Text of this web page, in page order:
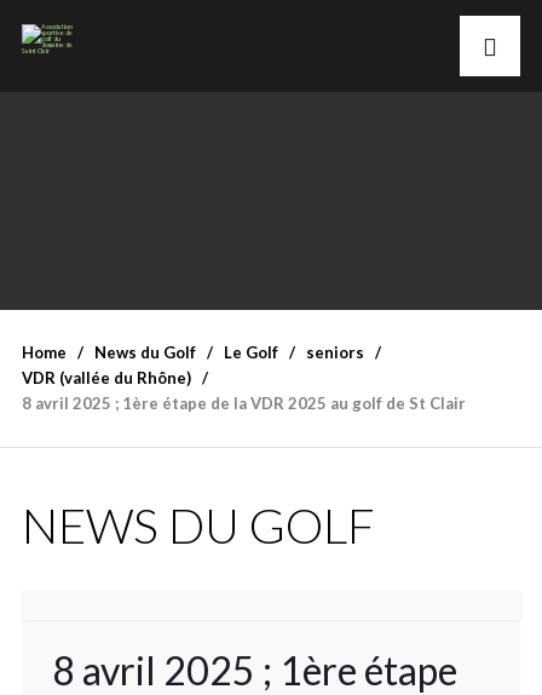
Home News du Golf Le Golf
seniors
VDR (vallée du Rhône)
8 avril 2025 ; 1ère étape de la VDR 2025 au golf de St Clair
NEWS DU GOLF
8 avril 2025 ; 1ère étape